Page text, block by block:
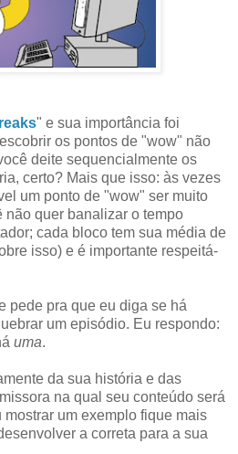
" e sua importância foi
os pontos de "wow" não
deite sequencialmente os
certo? Mais que isso: às vezes
um ponto de "wow" ser muito
não quer banalizar o tempo
cada bloco tem sua média de
isso) e é importante respeitá-
pede pra que eu diga se há
um episódio. Eu respondo:
uma.
da sua história e das
na qual seu conteúdo será
um exemplo fique mais
a correta para a sua